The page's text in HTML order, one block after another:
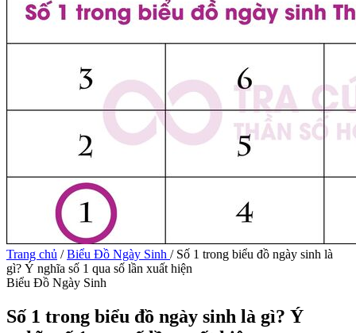
Trang chủ / Biểu Đồ Ngày Sinh / Số 1 trong biểu đồ ngày sinh là
gì? Ý nghĩa số 1 qua số lần xuất hiện
Biểu Đồ Ngày Sinh
Số 1 trong biểu đồ ngày sinh là gì? Ý